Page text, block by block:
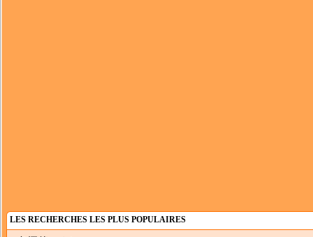
LES RECHERCHES LES PLUS POPULAIRES